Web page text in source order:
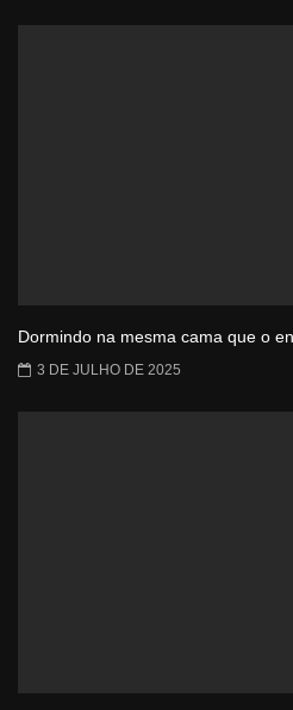
Dormindo na mesma cama que o
3 DE JULHO DE 2025